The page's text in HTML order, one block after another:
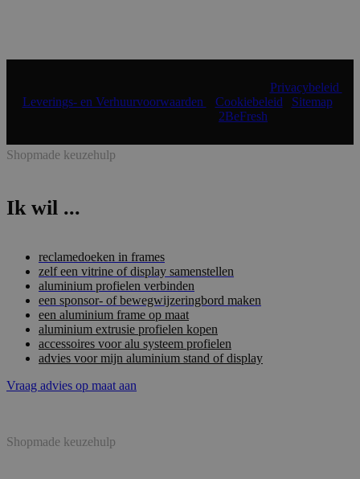
Privacybeleid
Leverings- en Verhuurvoorwaarden
Cookiebeleid Sitemap|
2BeFresh
Shopmade keuzehulp
Ik wil ...
reclamedoeken in frames
zelf een vitrine of display samenstellen
aluminium profielen verbinden
een sponsor- of bewegwijzeringbord maken
een aluminium frame op maat
aluminium extrusie profielen kopen
accessoires voor alu systeem profielen
advies voor mijn aluminium stand of display
Vraag advies op maat aan
Shopmade keuzehulp